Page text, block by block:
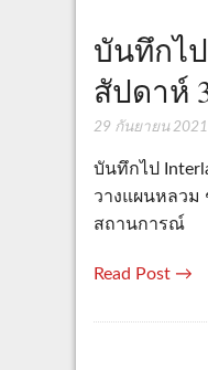
บันทึกไป
สัปดาห์
29 กันยายน 2021
บันทึกไป
วางแผนหลวม
สถานการณ์
Read Post →